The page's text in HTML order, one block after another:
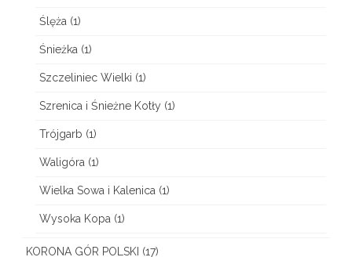
Ślęża (1)
Śnieżka (1)
Szczeliniec Wielki (1)
Szrenica i Śnieżne Kotły (1)
Trójgarb (1)
Waligóra (1)
Wielka Sowa i Kalenica (1)
Wysoka Kopa (1)
KORONA GÓR POLSKI (17)